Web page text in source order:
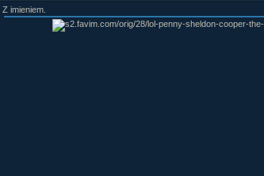
Z imieniem.